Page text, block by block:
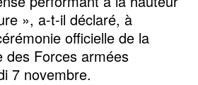
», a-t-il déclaré, à
officielle de la
des Forces armées
7 novembre.